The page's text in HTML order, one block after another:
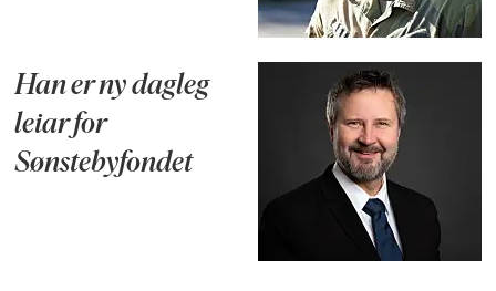
Han er ny dagleg
leiar for
Sønstebyfondet